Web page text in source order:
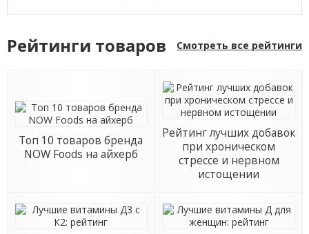
Рейтинги товаров Смотреть все рейтинги
Топ 10 товаров бренда
NOW Foods на айхерб
Рейтинг лучших добавок
при хроническом
стрессе и нервном
истощении